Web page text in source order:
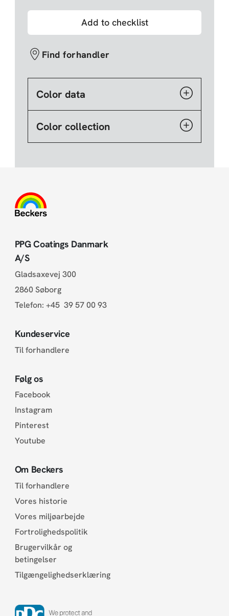
Add to checklist
Find forhandler
Color data
Color collection
PPG Coatings Danmark
A/S
Gladsaxevej 300
2860 Søborg
Telefon: +45 39 57 00 93
Kundeservice
Til forhandlere
Følg os
Facebook
Instagram
Pinterest
Youtube
Om Beckers
Til forhandlere
Vores historie
Vores miljøarbejde
Fortrolighedspolitik
Brugervilkår og
betingelser
Tilgængelighedserklæring